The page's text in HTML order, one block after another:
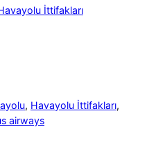
İttifakları
, Havayolu İttifakları
airways